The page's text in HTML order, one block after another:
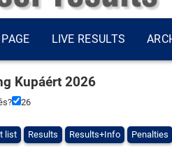
LIVE RESULTS
Kupáért 2026
26
list Results Results+Info Penalties